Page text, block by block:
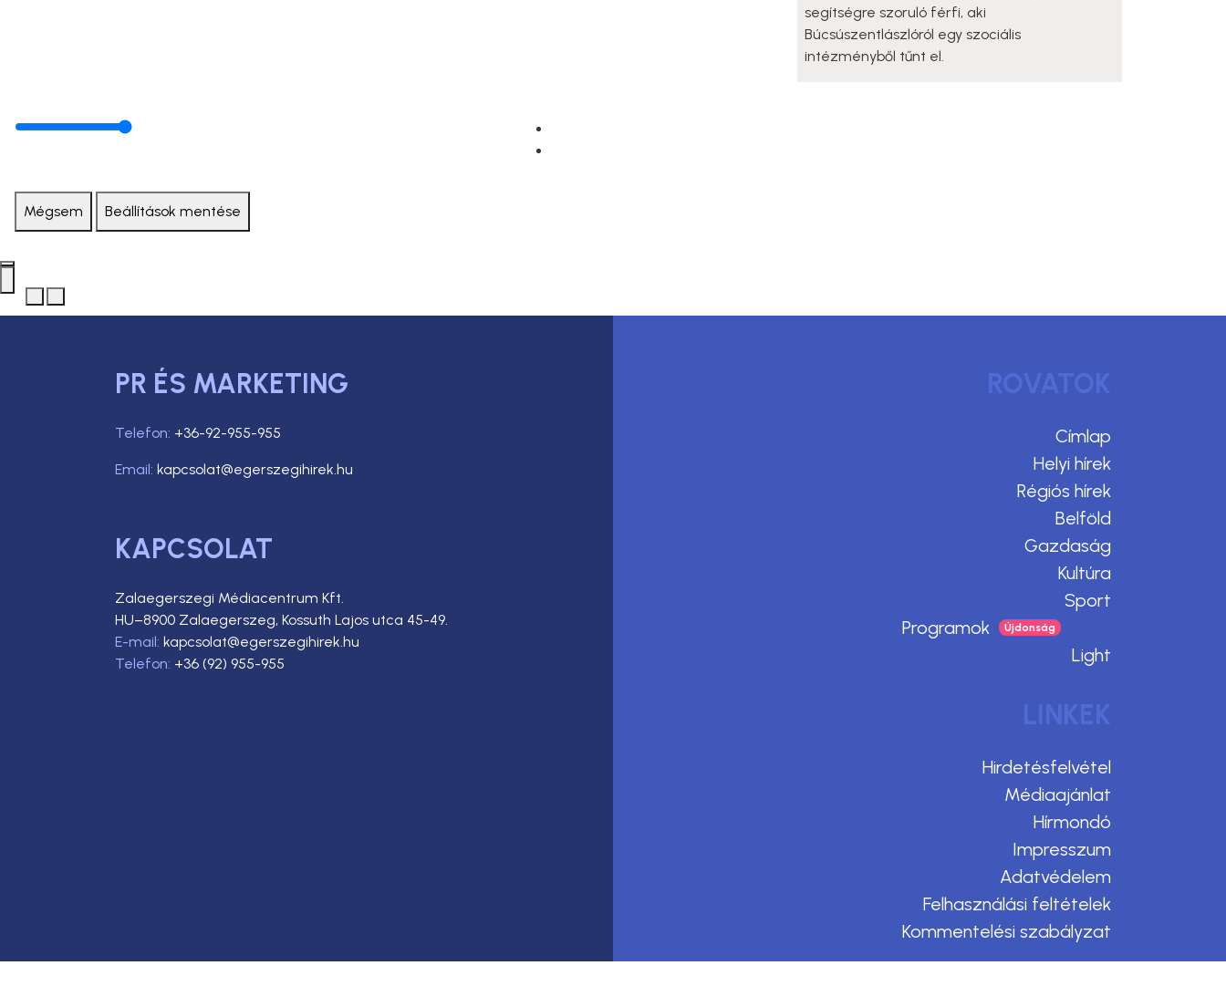
segítségre szoruló férfi, aki
Búcsúszentlászlóról egy szociális
intézményből tűnt el.
Mégsem Beállítások mentése
PR ÉS MARKETING
Telefon: +36-92-955-955
Email: kapcsolat@egerszegihirek.hu
KAPCSOLAT
Zalaegerszegi Médiacentrum Kft.
HU–8900 Zalaegerszeg, Kossuth Lajos utca 45-49.
E-mail: kapcsolat@egerszegihirek.hu
Telefon: +36 (92) 955-955
ROVATOK
Címlap
Helyi hírek
Régiós hírek
Belföld
Gazdaság
Kultúra
Sport
Programok
Light
LINKEK
Hirdetésfelvétel
Médiaajánlat
Hírmondó
Impresszum
Adatvédelem
Felhasználási feltételek
Kommentelési szabályzat